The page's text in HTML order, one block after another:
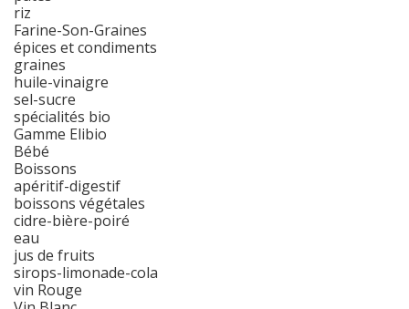
riz
Farine-Son-Graines
épices et condiments
graines
huile-vinaigre
sel-sucre
spécialités bio
Gamme Elibio
Bébé
Boissons
apéritif-digestif
boissons végétales
cidre-bière-poiré
eau
jus de fruits
sirops-limonade-cola
vin Rouge